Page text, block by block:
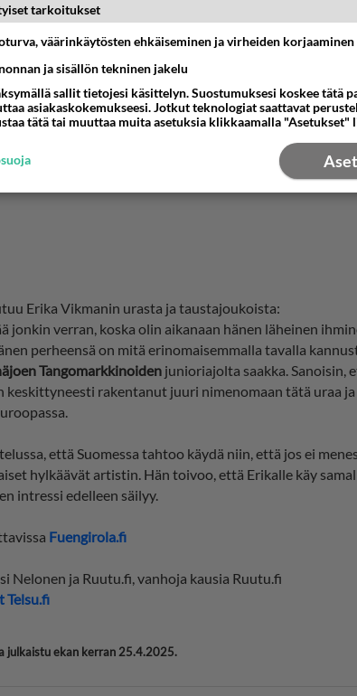
Erika Vikmanin urasta ja taustajoukoista:
jonkin verran, koska olin aikanaan hänen läheinen
perheensä on mitä erinomaisemmalla tavalla
Tangomarkkinoiden junioriajolta saakka. Sanoisin,
rakentanut juuri nimenomaan tätä uraa ja
että Suomessa tahtoo käydä niin, että jos ei
hylkäävät artistin. Hän toivoo, että Erikalle käy
intressi edelleen säilyy.
Fuengirola.fi
Nelonen ja Ruutu.fi, vanhoja kausia Ruutu.fi
Telsu.fi
julkaistu ekan kerran 25.4.2025.
tarkoitukset
väärinkäytösten ehkäiseminen ja virheiden korjaaminen
ja sisällön tekninen jakelu
sallit tietojesi käsittelyn. Suostumuksesi koskee tätä
asiakaskokemukseesi. Jotkut teknologiat saattavat
tätä tai muuttaa muita asetuksia klikkaamalla "Asetukset"